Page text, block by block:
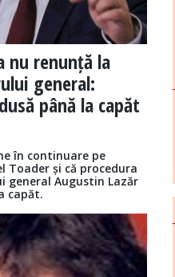
nu renunță la
general:
până la capăt
în continuare pe
Toader și că procedura
general Augustin Lazăr
capăt.